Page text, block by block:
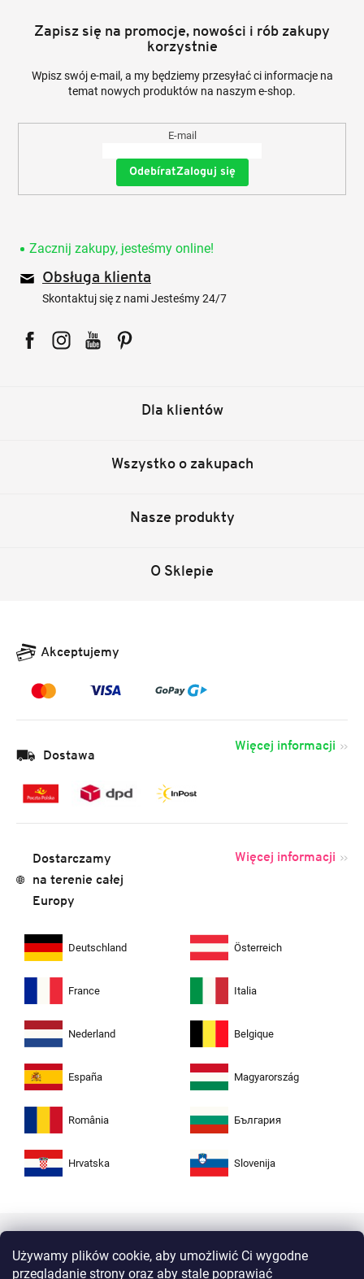
Używamy plików cookie, aby umożliwić Ci wygodne
przeglądanie strony oraz aby stale poprawiać
Zapisz się na promocje, nowości i rób zakupy
korzystnie
Wpisz swój e-mail, a my będziemy przesyłać ci informacje na
temat nowych produktów na naszym e-shop.
E-mail
Zaloguj się
Zacznij zakupy, jesteśmy online!
Obsługa klienta
Skontaktuj się z nami Jesteśmy 24/7
Dla klientów
Wszystko o zakupach
Nasze produkty
O Sklepie
Akceptujemy
Dostawa
Więcej informacji
Dostarczamy
na terenie całej
Europy
Więcej informacji
Deutschland Österreich
France Italia
Nederland Belgique
España Magyarország
România България
Hrvatska Slovenija